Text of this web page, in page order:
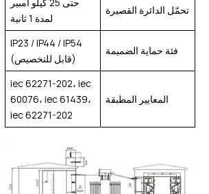
تحمّل الدائرة القصيرة
لمدة 1 ثانية
فئة حماية الضميمة
IP23 / IP44 / IP54
(قابل للتخصيص)
المعايير المطبقة
iec 62271-202، iec
60076، iec 61439،
iec 62271-202